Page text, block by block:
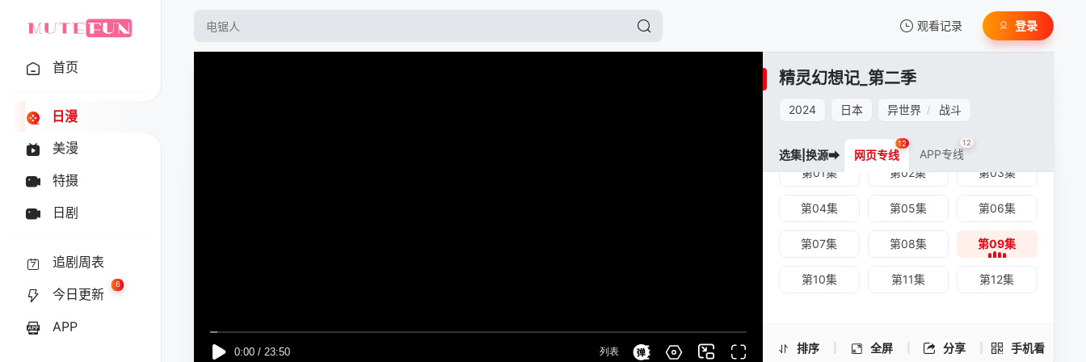
观看记录
我的观影记录
登录
首页
日漫
美漫
特摄
日剧
追剧周表
今日更新
6
APP
精灵幻想记_第二季
2024 日本 异世界 / 战斗
排序 全屏 分享 手机看
手机扫一扫继续看
选集|换源➡ 网页专线
12
APP专线
12
第01集 第02集 第03集
第04集 第05集 第06集
第07集 第08集 第09集
第10集 第11集 第12集